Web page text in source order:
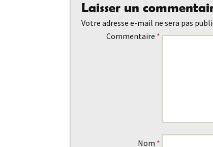
des
Laisser un
Votre adresse e-mail ne sera pas
Commentaire *
Nom *